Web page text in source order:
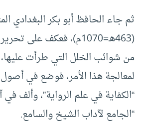
ثم جاء الحافظ أبو بكر البغدادي
(463هـ=1070م)، فعكف على
من شوائب الخلل التي طرأت
لمعالجة هذا الأمر، فوضع في
“الكفاية في علم الرواية”، وألف في
“الجامع لآداب الشيخ والسامع.